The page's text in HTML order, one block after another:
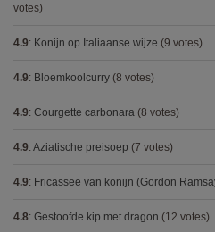
votes)
4.9: Konijn op Italiaanse wijze (9 votes)
4.9: Bloemkoolcurry (8 votes)
4.9: Courgette carbonara (8 votes)
4.9: Aziatische preisoep (7 votes)
4.9: Fricassee van konijn (Gordon
4.8: Gestoofde kip met dragon (12 votes)